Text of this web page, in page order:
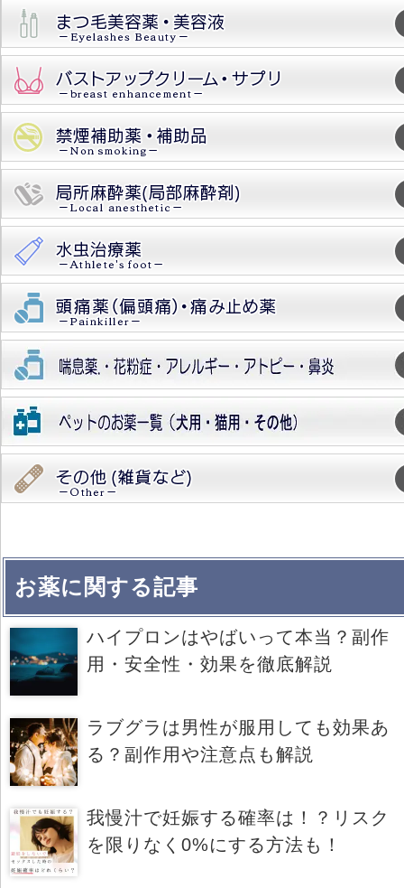
お薬に関する記事
ハイプロンはやばいって本当？副作
用・安全性・効果を徹底解説
ラブグラは男性が服用しても効果あ
る？副作用や注意点も解説
我慢汁で妊娠する確率は！？リスク
を限りなく0%にする方法も！